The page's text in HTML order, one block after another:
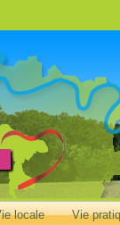
locale Vie